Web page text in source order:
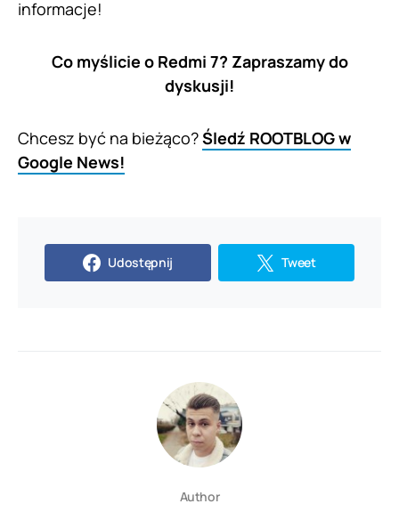
informacje!
Co myślicie o Redmi 7? Zapraszamy do
dyskusji!
Chcesz być na bieżąco?Śledź ROOTBLOG w
Google News!
Udostępnij Tweet
Author